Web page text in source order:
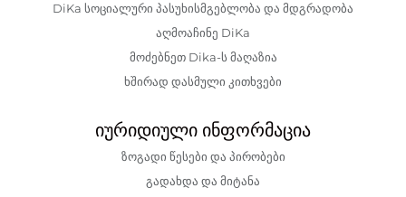
DiKa სოციალური პასუხისმგებლობა და მდგრადობა
აღმოაჩინე DiKa
მოძებნეთ Dika-ს მაღაზია
ხშირად დასმული კითხვები
იურიდიული ინფორმაცია
ზოგადი წესები და პირობები
გადახდა და მიტანა